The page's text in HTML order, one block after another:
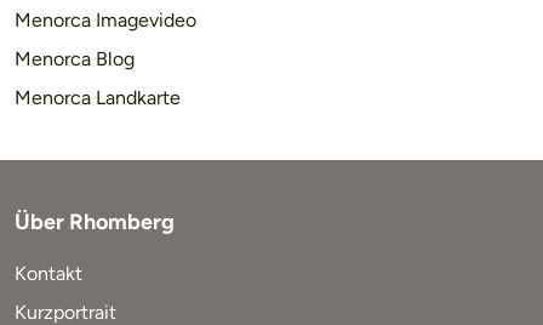
Menorca Imagevideo
Menorca Blog
Menorca Landkarte
Über Rhomberg
Kontakt
Kurzportrait